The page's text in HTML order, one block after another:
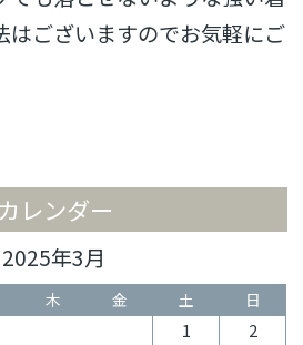
はございますのでお気軽にご
カレンダー
2025年3月
木 金 土 日
1 2